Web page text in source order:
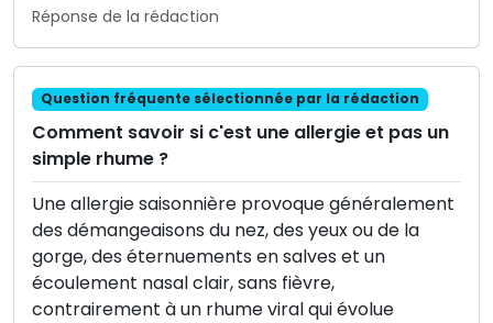
Réponse de la rédaction
Question fréquente sélectionnée par la rédaction
Comment savoir si c'est une allergie et pas un
simple rhume ?
Une allergie saisonnière provoque généralement
des démangeaisons du nez, des yeux ou de la
gorge, des éternuements en salves et un
écoulement nasal clair, sans fièvre,
contrairement à un rhume viral qui évolue